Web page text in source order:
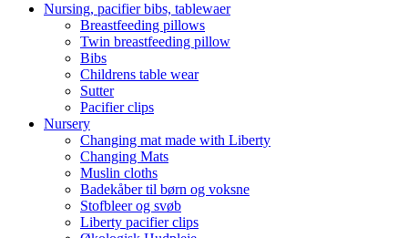
Nursing, pacifier bibs, tablewaer
Breastfeeding pillows
Twin breastfeeding pillow
Bibs
Childrens table wear
Sutter
Pacifier clips
Nursery
Changing mat made with Liberty
Changing Mats
Muslin cloths
Badekåber til børn og voksne
Stofbleer og svøb
Liberty pacifier clips